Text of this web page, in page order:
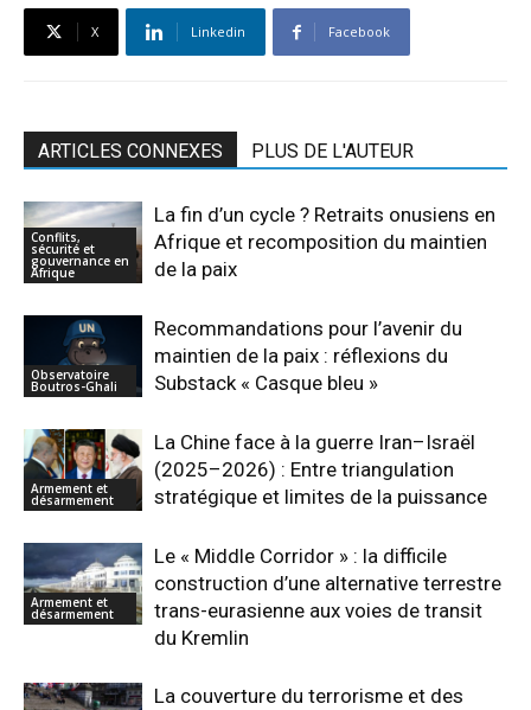
X Linkedin Facebook
ARTICLES CONNEXES PLUS DE L'AUTEUR
Conflits,
sécurité et
gouvernance en
Afrique
La fin d’un cycle ? Retraits onusiens en
Afrique et recomposition du maintien
de la paix
Observatoire
Boutros-Ghali
Recommandations pour l’avenir du
maintien de la paix : réflexions du
Substack « Casque bleu »
Armement et
désarmement
La Chine face à la guerre Iran–Israël
(2025–2026) : Entre triangulation
stratégique et limites de la puissance
Armement et
désarmement
Le « Middle Corridor » : la difficile
construction d’une alternative terrestre
trans-eurasienne aux voies de transit
du Kremlin
La couverture du terrorisme et des